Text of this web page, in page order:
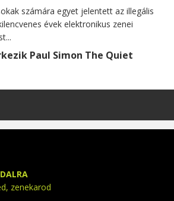
számára egyet jelentett az illegális
évek elektronikus zenei
Paul Simon The Quiet
zenekarod